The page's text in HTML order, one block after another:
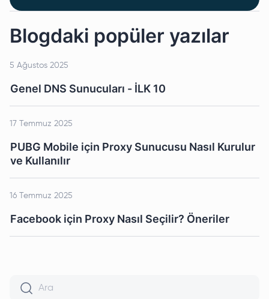
Blogdaki popüler yazılar
5 Ağustos 2025
Genel DNS Sunucuları - İLK 10
17 Temmuz 2025
PUBG Mobile için Proxy Sunucusu Nasıl Kurulur
ve Kullanılır
16 Temmuz 2025
Facebook için Proxy Nasıl Seçilir? Öneriler